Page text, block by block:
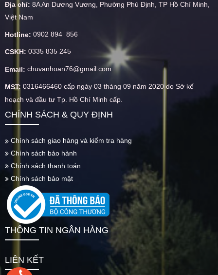
Địa chỉ: 8A An Dương Vương, Phường Phú Định, TP Hồ Chí Minh,
Việt Nam
Hotline: 0902 894 856
CSKH: 0335 835 245
Email: chuvanhoan76@gmail.com
MST: 0316466460 cấp ngày 03 tháng 09 năm 2020 do Sở kế
hoạch và đầu tư Tp. Hồ Chí Minh cấp.
CHÍNH SÁCH & QUY ĐỊNH
Chính sách giao hàng và kiểm tra hàng
Chính sách bảo hành
Chính sách thanh toán
Chính sách bảo mật
THÔNG TIN NGÂN HÀNG
LIÊN KẾT